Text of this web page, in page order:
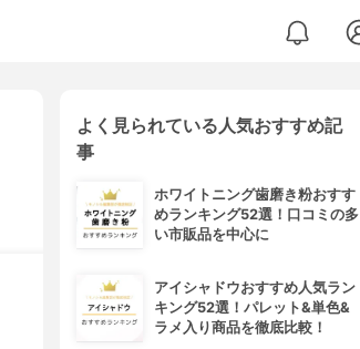
よく見られている人気おすすめ記
事
ホワイトニング歯磨き粉おすす
めランキング52選！口コミの多
い市販品を中心に
アイシャドウおすすめ人気ラン
キング52選！パレット&単色&
ラメ入り商品を徹底比較！